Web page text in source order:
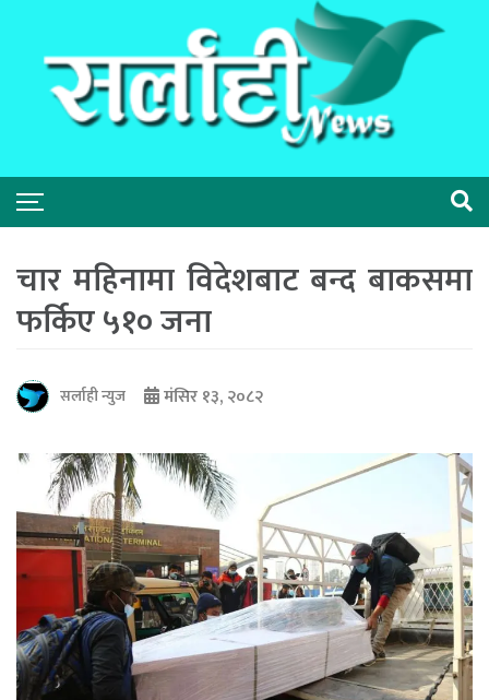
चार महिनामा विदेशबाट बन्द बाकसमा
फर्किए ५१० जना
सर्लाही न्युज मंसिर १३, २०८२